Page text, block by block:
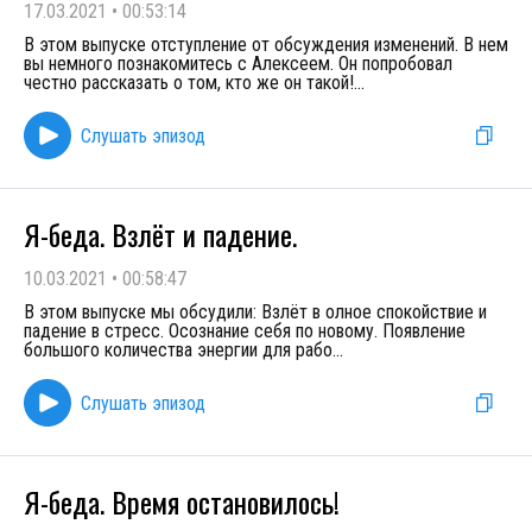
17.03.2021 • 00:53:14
В этом выпуске отступление от обсуждения изменений. В нем
вы немного познакомитесь с Алексеем. Он попробовал
честно рассказать о том, кто же он такой!...
Слушать эпизод
Я-беда. Взлёт и падение.
10.03.2021 • 00:58:47
В этом выпуске мы обсудили: Взлёт в олное спокойствие и
падение в стресс. Осознание себя по новому. Появление
большого количества энергии для рабо...
Слушать эпизод
Я-беда. Время остановилось!